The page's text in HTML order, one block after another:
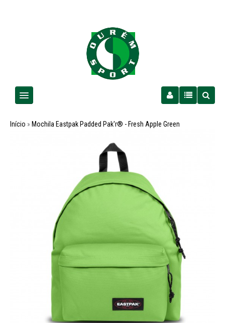
Homem
Futebol
Natação
Início » Mochila Eastpak Padded Pak'r® - Fresh Apple Green